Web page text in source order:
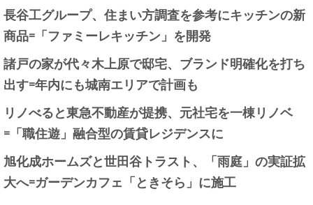
長谷工グループ、住まい方調査を参考にキッチンの新
商品=「ファミーレキッチン」を開発
諸戸の家が代々木上原で邸宅、ブランド明確化を打ち
出す=年内にも城南エリアで計画も
リノべると東急不動産が提携、元社宅を一棟リノベ
=「職住遊」融合型の賃貸レジデンスに
旭化成ホームズと世田谷トラスト、「雨庭」の実証拡
大へ=ガーデンカフェ「ときそら」に施工